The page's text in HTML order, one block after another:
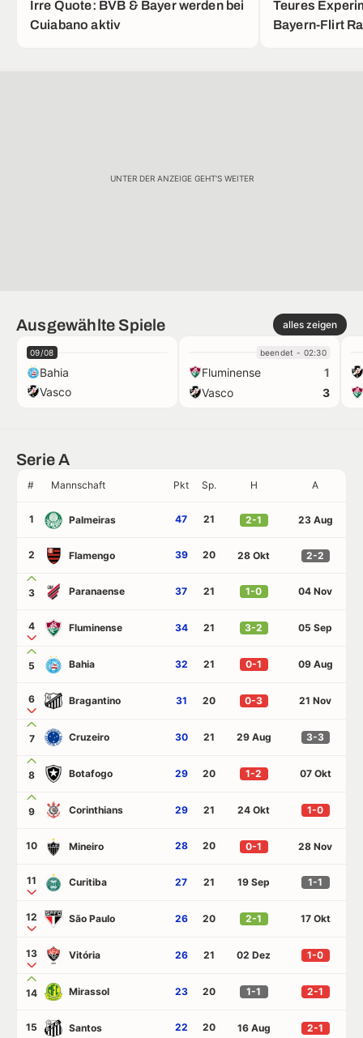
Irre Quote: BVB & Bayer werden bei
Cuiabano aktiv
Teures
Bayern-Flirt
UNTER DER ANZEIGE GEHT'S WEITER
Ausgewählte Spiele alles zeigen
09/08
Bahia
Vasco
beendet - 02:30
Fluminense
1
Vasco
3
Serie A
# Mannschaft Pkt Sp. H A
1 Palmeiras 47 21 2-1 23 Aug
2 Flamengo 39 20 28 Okt 2-2
3 Paranaense 37 21 1-0 04 Nov
4 Fluminense 34 21 3-2 05 Sep
5 Bahia 32 21 0-1 09 Aug
6 Bragantino 31 20 0-3 21 Nov
7 Cruzeiro 30 21 29 Aug 3-3
8 Botafogo 29 20 1-2 07 Okt
9 Corinthians 29 21 24 Okt 1-0
10 Mineiro 28 20 0-1 28 Nov
11 Curitiba 27 21 19 Sep 1-1
12 São Paulo 26 20 2-1 17 Okt
13 Vitória 26 21 02 Dez 1-0
14 Mirassol 23 20 1-1 2-1
15 Santos 22 20 16 Aug 2-1